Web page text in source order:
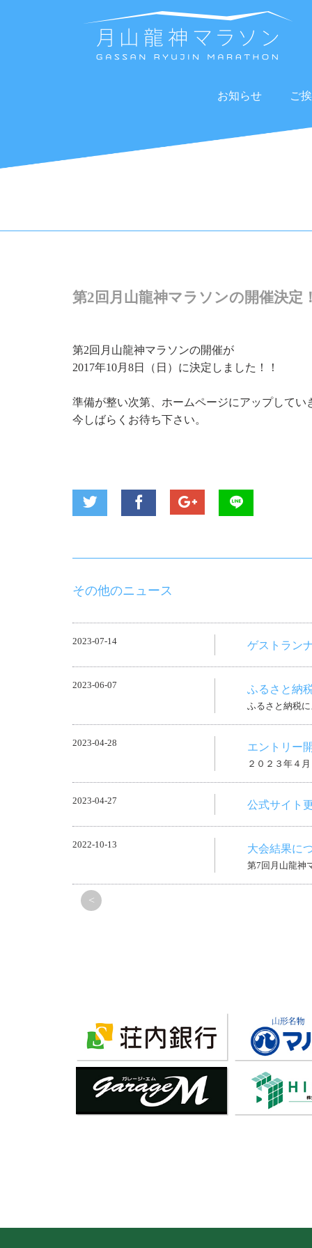
お知らせ ご
第2回月山龍神マラソンの開催決定
第2回月山龍神マラソンの開催が
2017年10月8日（日）に決定しました！！
準備が整い次第、ホームページにアップしてい
今しばらくお待ち下さい。
その他のニュース
2023-07-14 ゲストラン
2023-06-07 ふるさと納
ふるさと納税
2023-04-28 エントリー
２０２３年４
2023-04-27 公式サイト
2022-10-13 大会結果に
第7回月山龍神
<